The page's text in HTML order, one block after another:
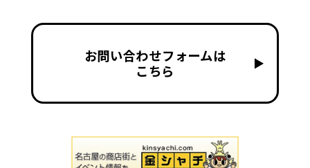
お問い合わせフォームは
こちら
▶